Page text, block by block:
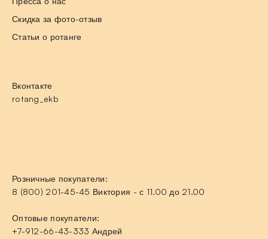
Скидка за фото-отзыв
Статьи о ротанге
Вконтакте
rotang_ekb
Розничные покупатели:
8 (800) 201-45-45 Виктория - с 11.00 до 21.00
Оптовые покупатели:
+7-912-66-43-333 Андрей